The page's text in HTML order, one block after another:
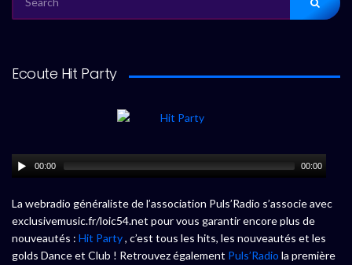
FOR:
Ecoute Hit Party
00:00 00:00
La webradio généraliste de l’association Puls’Radio s’associe avec
exclusivemusic.fr/loic54.net pour vous garantir encore plus de
nouveautés : Hit Party, c’est tous les hits, les nouveautés et les
golds Dance et Club ! Retrouvez également Puls’Radio la première